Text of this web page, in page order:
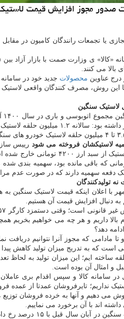
صدور مجوز افزایش قیمت
یا تجمعات رانندگان کامیون در
تا ۶ میلیون تومان در هر حلقه متفاوت است و برخی عاملان
می کنند.
عناوین محصولات جدید خود در
این روش، مصرف کنندگان واقعی
درباره مشکل لاستیک خودرو های
برگزار می شود، قرار شد ۲۷۰ هزار حلقه لاستیک وارد شده با
یک دفعه سهمیه دارند که در صورت عدم
تولیدکنندگان
اعلان اینکه قیمت لاستیک سنگین به
دنبال افزایش قیمت آن هستیم.
بالا داریم و هر چه می خواهیم
دهد؟
است که به تدریج میزان تولید کاهش
و امثال آن بوده است.
در سامانه کالا و سپس اقدام بری
می دهیم و آنها به خرده فروشان توزیع
اند با آن برخورد می نماییم.
این فعال صنفی صنعت